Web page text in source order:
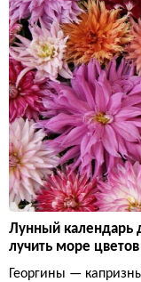
Лунный календарь
лучить море цветов
Георгины —